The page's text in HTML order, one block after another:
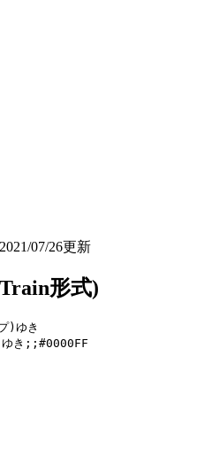
07/26更新
形式)
)ゆき
ゆき;;#0000FF